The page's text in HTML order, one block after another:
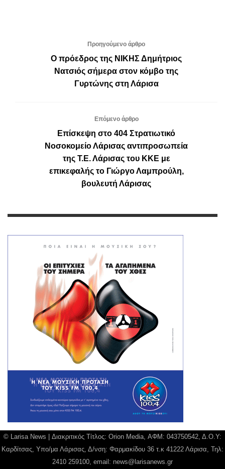
Προηγούμενο άρθρο
Ο πρόεδρος της ΝΙΚΗΣ Δημήτριος
Νατσιός σήμερα στον κόμβο της
Γυρτώνης στη Λάρισα
Επόμενο άρθρο
Επίσκεψη στο 404 Στρατιωτικό
Νοσοκομείο Λάρισας αντιπροσωπεία
της Τ.Ε. Λάρισας του ΚΚΕ με
επικεφαλής το Γιώργο Λαμπρούλη,
βουλευτή Λάρισας
© Larisa News | Διακριτικός Τίτλος: Orion Media, ΑΦΜ: 043750542, Δ.Ο.Υ:
Καρδίτσας, Υπο/μα Λάρισας, Δ/νση: Φαρμακίδου 36 τ.κ 41222 Λάρισα, Τηλ:
2410 259100, email: news@larisanews.gr